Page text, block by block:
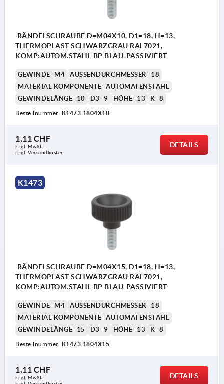
RÄNDELSCHRAUBE D=M04X10, D1=18, H=13,
THERMOPLAST SCHWARZGRAU RAL7021,
KOMP:AUTOM.STAHL BP BLAU-PASSIVIERT
GEWINDE=M4
AUSSENDURCHMESSER=18
MATERIAL KOMPONENTE=AUTOMATENSTAHL
GEWINDELÄNGE=10
D3=9 HÖHE=13 K=8
Bestellnummer: K1473.1804X10
1,11 CHF
zzgl. MwSt.
zzgl. Versandkosten
DETAILS
K1473
RÄNDELSCHRAUBE D=M04X15, D1=18, H=13,
THERMOPLAST SCHWARZGRAU RAL7021,
KOMP:AUTOM.STAHL BP BLAU-PASSIVIERT
GEWINDE=M4
AUSSENDURCHMESSER=18
MATERIAL KOMPONENTE=AUTOMATENSTAHL
GEWINDELÄNGE=15
D3=9 HÖHE=13 K=8
Bestellnummer: K1473.1804X15
1,11 CHF
zzgl. MwSt.
DETAILS